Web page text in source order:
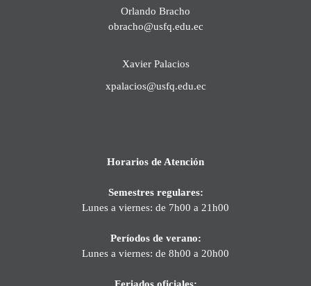
Orlando Bracho
obracho@usfq.edu.ec
Xavier Palacios
xpalacios@usfq.edu.ec
Horarios de Atención
Semestres regulares:
Lunes a viernes: de 7h00 a 21h00
Períodos de verano:
Lunes a viernes: de 8h00 a 20h00
Feriados oficiales: